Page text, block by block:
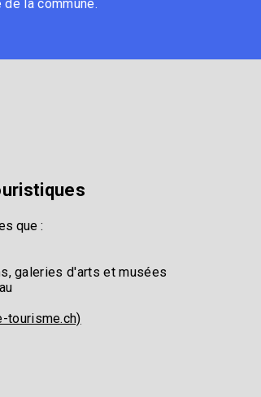
la commune.
que :
galeries d'arts et musées
tourisme.ch)